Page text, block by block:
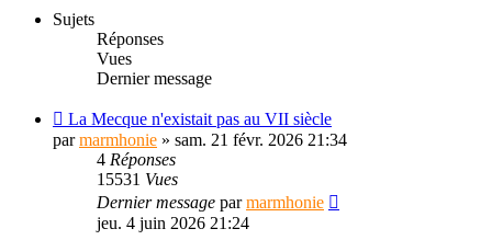
Sujets
Réponses
Vues
Dernier message
La Mecque n'existait pas au VII siècle
parmarmhonie » sam. 21 févr. 2026 21:34
4 Réponses
15531 Vues
Dernier message parmarmhonie
jeu. 4 juin 2026 21:24